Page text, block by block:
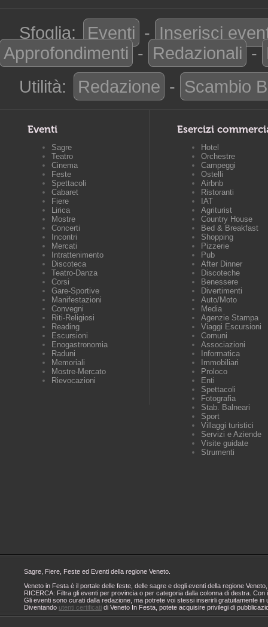
Sfoglia: Eventi - Inserisci
Approfondimenti - Redazionali -
Utilità:
Redazione - Scambio
Eventi
Sagre
Teatro
Cinema
Feste
Spettacoli
Cabaret
Fiere
Lirica
Mostre
Concerti
Incontri
Mercati
Intrattenimento
Discoteca
Teatro-Danza
Corsi
Gare-Sportive
Manifestazioni
Convegni
Riti-Religiosi
Reading
Escursioni
Enogastronomia
Raduni
Memoriali
Mostre-Mercato
Rievocazioni
Esercizi
Hotel
Orchestre
Campeggi
Ostelli
Airbnb
Ristoranti
IAT
Agriturist
Country House
Bed & Breakfast
Shopping
Pizzerie
Pub
After Dinner
Discoteche
Benessere
Divertimenti
Auto/Moto
Media
Agenzie Stampa
Viaggi Escursioni
Comuni
Associazioni
Informatica
Immobiliari
Proloco
Enti
Spettacoli
Fotografia
Stab. Balneari
Sport
Villaggi turistici
Servizi e Aziende
Visite guidate
Strumenti
Sagre, Fiere, Feste ed Eventi della regione Veneto.
Veneto in Festa è il portale delle feste, delle sagre e degli eventi della regione
RICERCA: Filtra gli eventi per provincia o per categoria dalla colonna di destra.
Gli eventi sono curati dalla redazione, ma potrete voi stessi inserirli gratuitamente
Diventando utenti certificati di Veneto In Festa, potete acquisire privilegi di